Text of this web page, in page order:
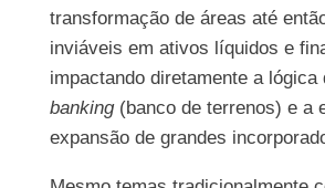
transformação de áreas até
inviáveis em ativos líquidos e
impactando diretamente a lógica
banking(banco de terrenos) e a
expansão de grandes